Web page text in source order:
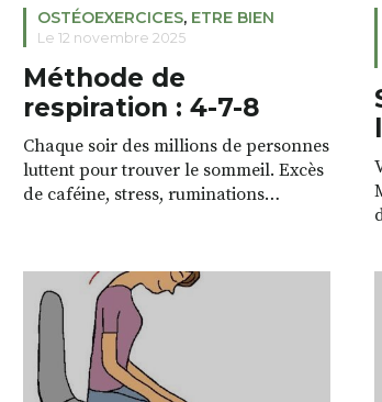
OSTÉOEXERCICES, ETRE BIEN
Le 12 novembre 2025
Méthode de
respiration : 4-7-8
Chaque soir des millions de personnes
luttent pour trouver le sommeil. Excès
de caféine, stress, ruminations
l’endormissement sont nombreuses.
Face à cela il existe des méthodes
naturelles dont l’une d’elle fait
beaucoup parler d’elle : la méthode 4-
7-8. Inspirée du yoga et décrite […]